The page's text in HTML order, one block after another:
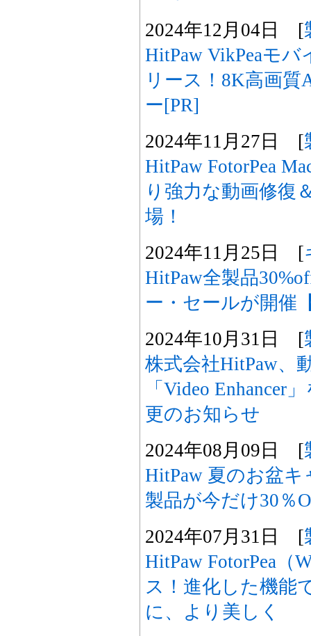
2024年12月04日 [
HitPaw VikPeaモ
リース！8K高画
ー[PR]
2024年11月27日 [
HitPaw FotorPea
り強力な動画修復
場！
2024年11月25日 [
HitPaw全製品
ー・セールが開催
2024年10月31日 [
株式会社HitPaw、
「Video Enhancer
更のお知らせ
2024年08月09日 [
HitPaw 夏のお盆
製品が今だけ30％
2024年07月31日 [
HitPaw FotorPea（
ス！進化した機能
に、より美しく